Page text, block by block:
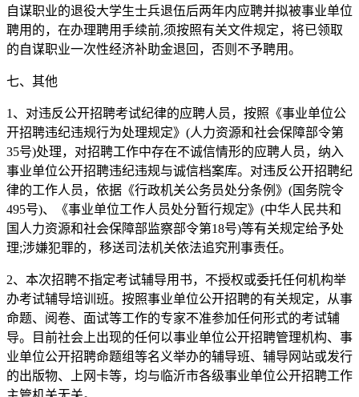
自谋职业的退役大学生士兵退伍后两年内应聘并拟被事业单位
聘用的，在办理聘用手续前,须按照有关文件规定，将已领取
的自谋职业一次性经济补助金退回，否则不予聘用。
七、其他
1、对违反公开招聘考试纪律的应聘人员，按照《事业单位公
开招聘违纪违规行为处理规定》(人力资源和社会保障部令第
35号)处理，对招聘工作中存在不诚信情形的应聘人员，纳入
事业单位公开招聘违纪违规与诚信档案库。对违反公开招聘纪
律的工作人员，依据《行政机关公务员处分条例》(国务院令
495号)、《事业单位工作人员处分暂行规定》(中华人民共和
国人力资源和社会保障部监察部令第18号)等有关规定给予处
理;涉嫌犯罪的，移送司法机关依法追究刑事责任。
2、本次招聘不指定考试辅导用书，不授权或委托任何机构举
办考试辅导培训班。按照事业单位公开招聘的有关规定，从事
命题、阅卷、面试等工作的专家不准参加任何形式的考试辅
导。目前社会上出现的任何以事业单位公开招聘管理机构、事
业单位公开招聘命题组等名义举办的辅导班、辅导网站或发行
的出版物、上网卡等，均与临沂市各级事业单位公开招聘工作